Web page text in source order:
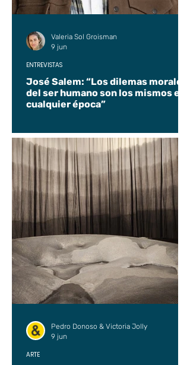
José Salem: “Los dilemas morales
del ser humano son los mismos en
cualquier época”
ENTREVISTAS
Valeria Sol Groisman
9 jun
ARTE
Pedro Donoso & Victoria Jolly
9 jun